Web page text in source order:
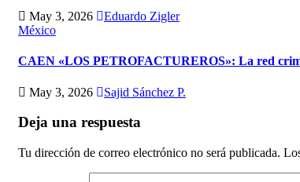
May 3, 2026
Eduardo Zigler
México
CAEN «LOS PETROFACTUREROS»: La red
May 3, 2026 Sajid Sánchez P.
Deja una respuesta
Tu dirección de correo electrónico no será publicada.